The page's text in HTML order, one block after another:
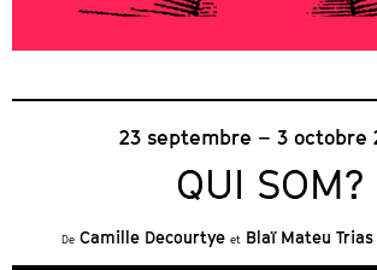
23 septembre – 3 octobre
QUI SOM?
De Camille Decourtye et Blaï Mateu Trias